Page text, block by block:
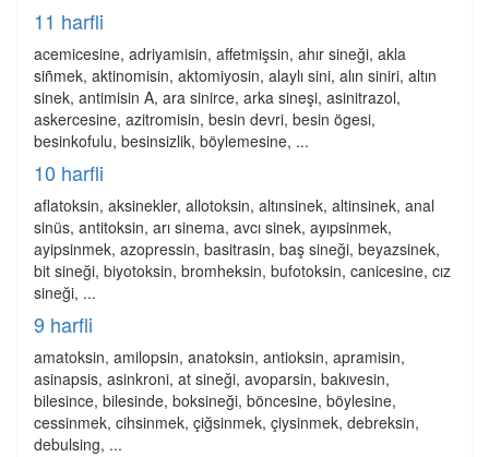
11 harfli
acemicesine, adriyamisin, affetmişsin, ahır sineği, akla
siñmek, aktinomisin, aktomiyosin, alaylı sini, alın siniri, altın
sinek, antimisin A, ara sinirce, arka sineşi, asinitrazol,
askercesine, azitromisin, besin devri, besin ögesi,
besinkofulu, besinsizlik, böylemesine, ...
10 harfli
aflatoksin, aksinekler, allotoksin, altınsinek, altinsinek, anal
sinüs, antitoksin, arı sinema, avcı sinek, ayıpsinmek,
ayipsinmek, azopressin, basitrasin, baş sineği, beyazsinek,
bit sineği, biyotoksin, bromheksin, bufotoksin, canicesine, cız
sineği, ...
9 harfli
amatoksin, amilopsin, anatoksin, antioksin, apramisin,
asinapsis, asinkroni, at sineği, avoparsin, bakıvesin,
bilesince, bilesinde, boksineği, böncesine, böylesine,
cessinmek, cihsinmek, çiğsinmek, çiysinmek, debreksin,
debulsing, ...